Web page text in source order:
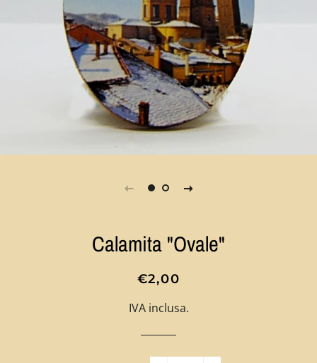
Calamita "Ovale"
Prezzo
listino
Prezzo
€2,00
IVA inclusa.